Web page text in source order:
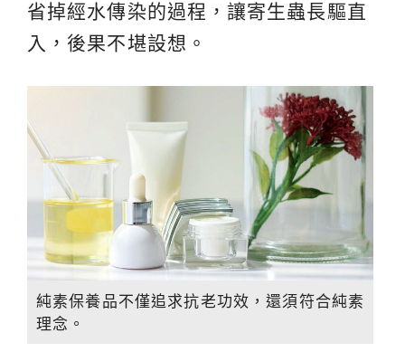
省掉經水傳染的過程，讓寄生蟲長驅直
入，後果不堪設想。
純素保養品不僅追求抗老功效，還須符合純素
理念。